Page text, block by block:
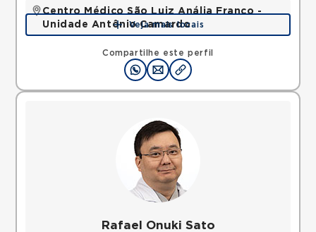
Compartilhe este perfil
Centro Médico São Luiz Anália Franco -
Unidade Antônio Camardo
Rua Antonio Camardo, Tatuape, Sao Paulo, SP,
Mapa
Veja mais locais
Rafael Onuki Sato